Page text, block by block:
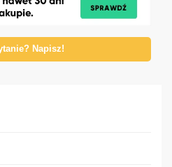
Napisz!